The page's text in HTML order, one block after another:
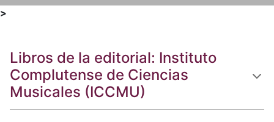
>
Libros de la editorial: Instituto
Complutense de Ciencias
Musicales (ICCMU)